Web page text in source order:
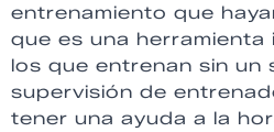
entrenamiento que
que es una
los que entrenan sin un
supervisión de
tener una ayuda a la